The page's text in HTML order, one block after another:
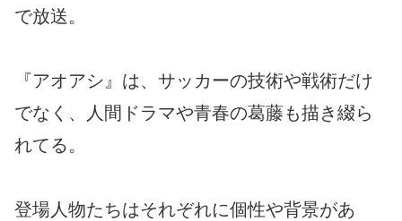
で放送。
『アオアシ』は、サッカーの技術や戦術だけ
でなく、人間ドラマや青春の葛藤も描き綴ら
れてる。
登場人物たちはそれぞれに個性や背景があ